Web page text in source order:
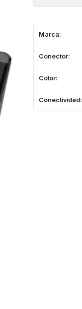
Marca:
Conector:
Color:
Conectividad: